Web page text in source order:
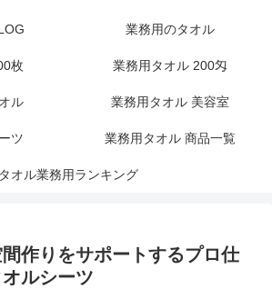
業務用のタオル
枚 業務用タオル 200匁
ル 業務用タオル 美容室
ツ 業務用タオル 商品一覧
タオル業務用ランキング
作りをサポートするプロ仕
ルシーツ